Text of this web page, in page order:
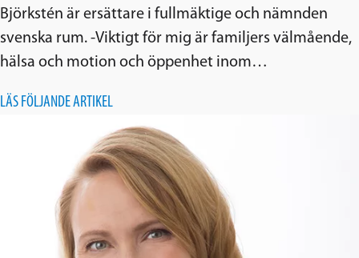
Björkstén är ersättare i fullmäktige och nämnden
svenska rum. -Viktigt för mig är familjers välmående,
hälsa och motion och öppenhet inom…
LÄS FÖLJANDE ARTIKEL